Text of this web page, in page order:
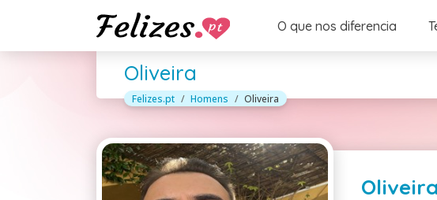
O que nos diferencia
Oliveira
Felizes.pt Homens Oliveira
Oliveira